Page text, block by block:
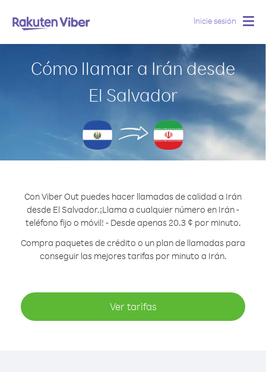
Inicie sesión
Cómo llamar a Irán desde
El Salvador
Con Viber Out puedes hacer llamadas de calidad a Irán
desde El Salvador.¡Llama a cualquier número en Irán -
teléfono fijo o móvil! - Desde apenas 20.3 ¢ por minuto.
Compra paquetes de crédito o un plan de llamadas para
conseguir las mejores tarifas por minuto a Irán.
Ver tarifas